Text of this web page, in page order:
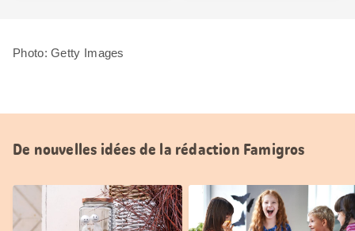
Photo: Getty Images
De nouvelles idées de la rédaction Famigros